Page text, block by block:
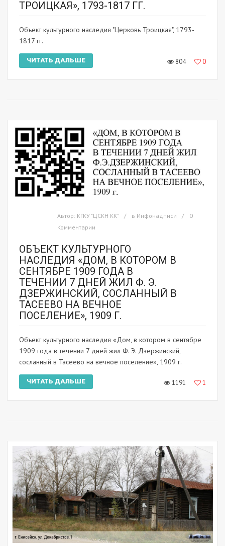
ТРОИЦКАЯ», 1793-1817 ГГ.
Объект культурного наследия "Церковь Троицкая", 1793-
1817 гг.
ЧИТАТЬ ДАЛЬШЕ 804 0
Автор: КГКУ "ЦСКН КК" в Инфонадписи
0
Комментарии
ОБЪЕКТ КУЛЬТУРНОГО
НАСЛЕДИЯ «ДОМ, В КОТОРОМ В
СЕНТЯБРЕ 1909 ГОДА В
ТЕЧЕНИИ 7 ДНЕЙ ЖИЛ Ф. Э.
ДЗЕРЖИНСКИЙ, СОСЛАННЫЙ В
ТАСЕЕВО НА ВЕЧНОЕ
ПОСЕЛЕНИЕ», 1909 Г.
Объект культурного наследия «Дом, в котором в сентябре
1909 года в течении 7 дней жил Ф. Э. Дзержинский,
сосланный в Тасеево на вечное поселение», 1909 г.
ЧИТАТЬ ДАЛЬШЕ 1191 1